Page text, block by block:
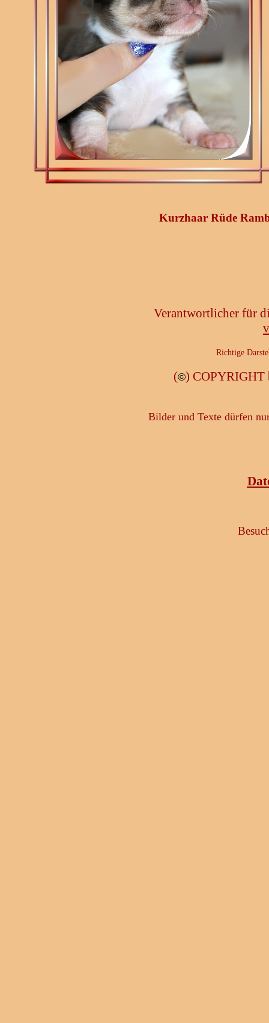
Kurzhaar Rüde
Verantwortlicher für
Richtige
(©) COPYRIGHT
Bilder und Texte dürfen